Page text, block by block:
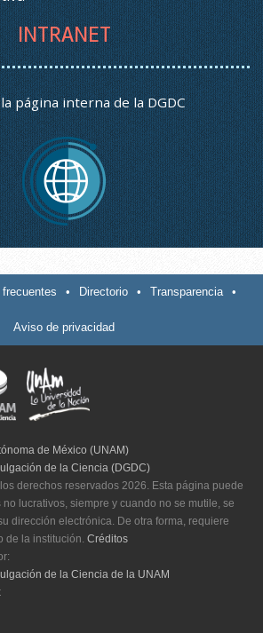
INTRANET
página interna de la DGDC
• Directorio • Transparencia •
Aviso de privacidad
de México (UNAM)
de la Ciencia (DGDC)
derechos reservados 2026. Esta página puede
lucrativos, siempre y cuando no se mutile, se
dirección electrónica. De otra forma, requiere
de la institución. Créditos
de la Ciencia de la UNAM